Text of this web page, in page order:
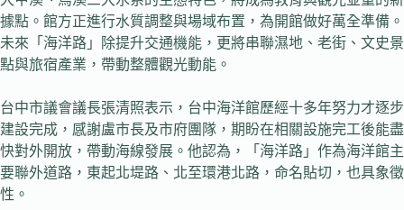
據點。館方正進行水質調整與場域布置，為開館做好萬全準備。
未來「海洋路」除提升交通機能，更將串聯濕地、老街、文史景
點與旅宿產業，帶動整體觀光動能。
台中市議會議長張清照表示，台中海洋館歷經十多年努力才逐步
建設完成，感謝盧市長及市府團隊，期盼在相關設施完工後能盡
快對外開放，帶動海線發展。他認為，「海洋路」作為海洋館主
要聯外道路，東起北堤路、北至環港北路，命名貼切，也具象徵
性。